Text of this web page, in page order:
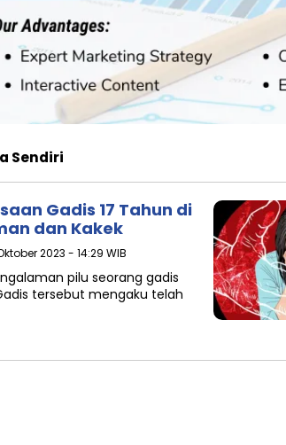
Sendiri
Gadis 17 Tahun di
dan Kakek
2023 - 14:29 WIB
pilu seorang gadis
tersebut mengaku telah